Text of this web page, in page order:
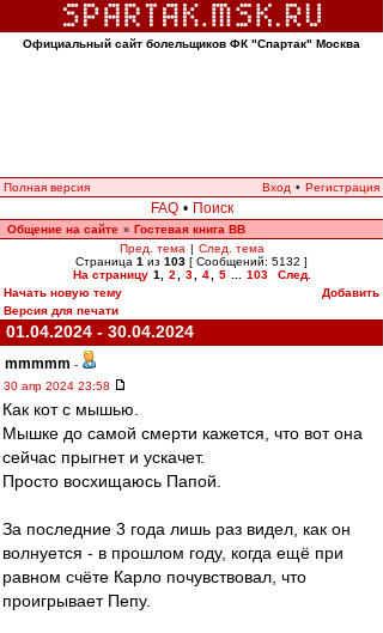
Официальный сайт болельщиков ФК "Спартак" Москва
Полная версия Вход • Регистрация
FAQ • Поиск
Общение на сайте » Гостевая книга ВВ
Пред. тема | След. тема
Страница 1 из 103 [ Сообщений: 5132 ]
На страницу 1 2 3 4 5 103
След.
Начать новую тему
Добавить
Версия для печати
01.04.2024 - 30.04.2024
mmmmm -
30 апр 2024 23:58
Как кот с мышью.
Мышке до самой смерти кажется, что вот она
сейчас прыгнет и ускачет.
Просто восхищаюсь Папой.
За последние 3 года лишь раз видел, как он
волнуется - в прошлом году, когда ещё при
равном счёте Карло почувствовал, что
проигрывает Пепу.